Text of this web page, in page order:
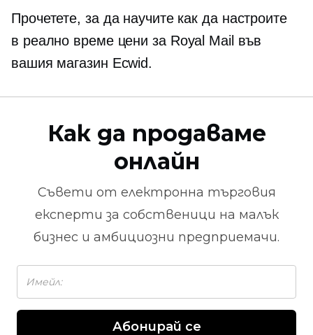
Прочетете, за да научите как да настроите
в реално времецени за Royal Mail във
вашия магазин Ecwid.
Как да продаваме
онлайн
Съвети от електронна търговия
експерти за собственици на малък
бизнес и амбициозни предприемачи.
Абонирай се